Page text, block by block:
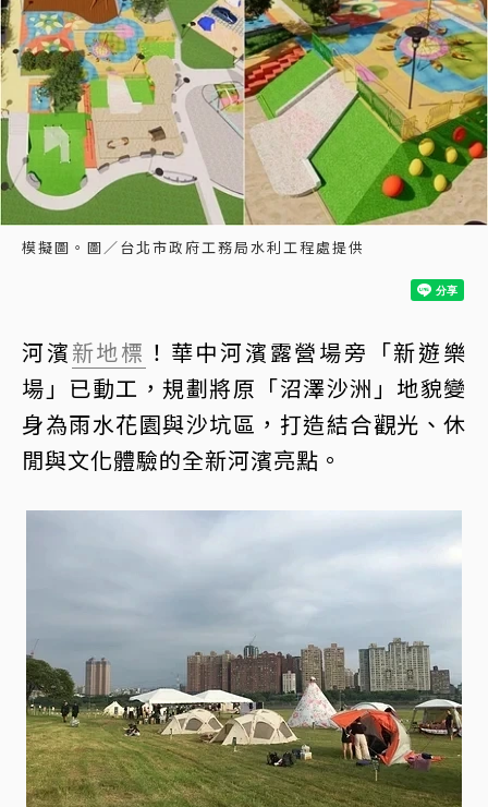
模擬圖。圖／台北市政府工務局水利工程處提供
河濱新地標 ！華中河濱露營場旁「新遊樂
場」已動工，規劃將原「沼澤沙洲」地貌變
身為雨水花園與沙坑區，打造結合觀光、休
閒與文化體驗的全新河濱亮點。